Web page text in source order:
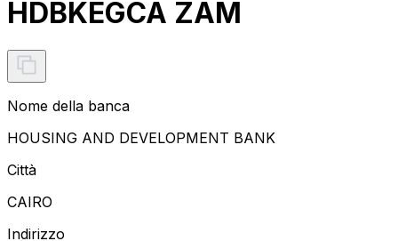
HDBKEGCA ZAM
Nome della banca
HOUSING AND DEVELOPMENT BANK
Città
CAIRO
Indirizzo